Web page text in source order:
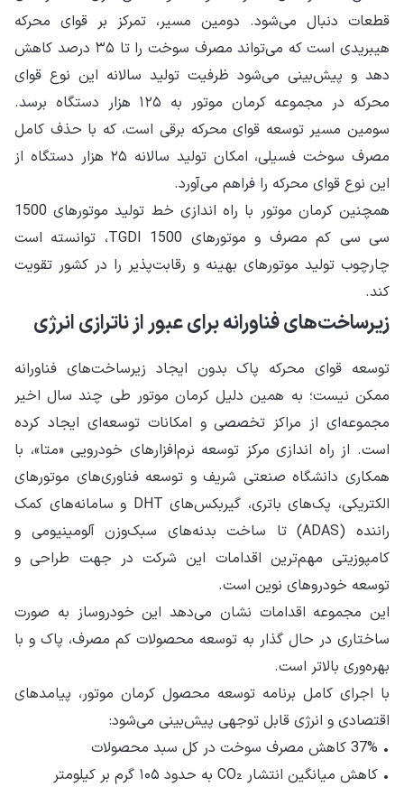
قطعات دنبال می‌شود. دومین مسیر، تمرکز بر قوای محرکه
هیبریدی است که می‌تواند مصرف سوخت را تا ۳۵ درصد کاهش
دهد و پیش‌بینی می‌شود ظرفیت تولید سالانه این نوع قوای
محرکه در مجموعه کرمان موتور به ۱۲۵ هزار دستگاه برسد.
سومین مسیر توسعه قوای محرکه برقی است، که با حذف کامل
مصرف سوخت فسیلی، امكان تولید سالانه ۲۵ هزار دستگاه از
این نوع قوای محرکه را فراهم می‌آورد.
همچنین کرمان موتور با راه ‌اندازی خط تولید موتورهای 1500
سی سی کم مصرف و موتورهای 1500 TGDI، توانسته است
چارچوب تولید موتورهای بهینه و رقابت‌پذیر را در کشور تقویت
کند.
زیرساخت‌های فناورانه برای عبور از ناترازی انرژی
توسعه قوای محرکه پاک بدون ایجاد زیرساخت‌های فناورانه
ممکن نیست؛ به همین دلیل کرمان موتور طی چند سال اخیر
مجموعه‌ای از مراکز تخصصی و امکانات توسعه‌ای ایجاد کرده
است. از راه اندازی مرکز توسعه نرم‌افزارهای خودرویی «متا»، با
همکاری دانشگاه صنعتی شریف و توسعه فناوری‌های موتورهای
الکتریکی، پک‌های باتری، گیربکس‌های DHT و سامانه‌های کمک
راننده (ADAS) تا ساخت بدنه‌های سبک‌وزن آلومینیومی و
کامپوزیتی مهم‌ترین اقدامات این شرکت در جهت طراحی و
توسعه خودروهای نوین است.
این مجموعه اقدامات نشان می‌دهد این خودروساز به صورت
ساختاری در حال گذار به توسعه محصولات کم مصرف، پاک و با
بهره‌وری بالاتر است.
با اجرای کامل برنامه توسعه محصول کرمان موتور، پیامدهای
اقتصادی و انرژی قابل توجهی پیش‌بینی می‌شود:
• 37% کاهش مصرف سوخت در کل سبد محصولات
• کاهش میانگین انتشار CO₂ به حدود ۱۰۵ گرم بر کیلومتر